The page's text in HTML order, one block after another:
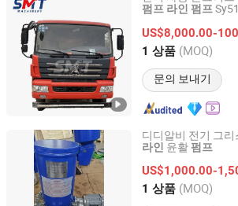
펌프 라인 펌프
US$8,000.00-
1 상품 (MOQ)
문의 보내기
Changsha Smart Machinery Technology
Hunan, China 이후 2024
디디알비 전기 그리
라인 윤활 펌프
US$1,000.00-
1 상품 (MOQ)
Qidong Dajing Lubrication Equipment
Jiangsu, China 이후 2020